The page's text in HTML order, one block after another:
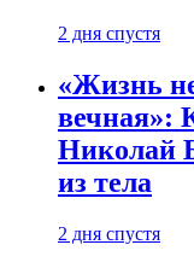
2 дня спустя
«Жизнь
вечная»:
Николай
из тела
2 дня спустя